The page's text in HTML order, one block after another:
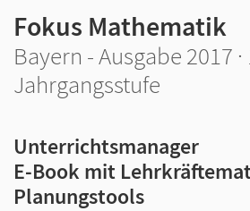
Fokus Mathematik
Bayern - Ausgabe 2017 ·
Jahrgangsstufe
Unterrichtsmanager
E-Book mit
Planungstools